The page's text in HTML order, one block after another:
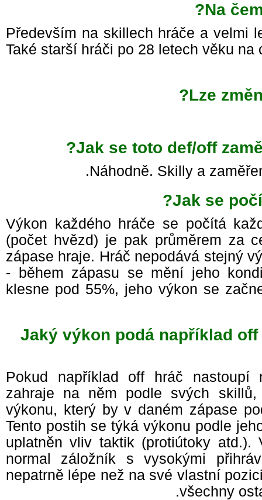
Na
Především na skillech hráče a
Také starší hráči po 28 letech věku
Lze
Jak se toto def/off
Náhodně. Skilly a
Jak se
Výkon každého hráče se počítá
(počet hvězd) je pak průměrem za
zápase hraje. Hráč nepodává stejný
- během zápasu se mění jeho
klesne pod 55%, jeho výkon se
Jaký výkon podá například
Pokud například off hráč
zahraje na něm podle svých
výkonu, který by v daném zápase
Tento postih se týká výkonu podle
uplatněn vliv taktik (protiútoky
normal záložník s vysokými
nepatrně lépe než na své vlastní
všechny